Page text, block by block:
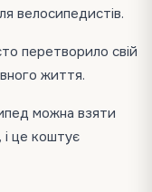
велосипедистів.
перетворило свій
життя.
можна взяти
і це коштує